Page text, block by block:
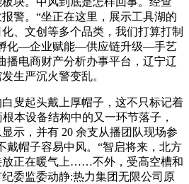
警。“坐正在这里，展示工具湖的
、文创等多个品类，我们打算打制
化—企业赋能—供应链升级—手艺
播电商财产分析办事平台，辽宁辽
生严沉火警变乱。
起头戴上厚帽子，这不只标记着
本设备结构中的又一环节落子，
示，并有 20 余支从播团队现场参
戴帽子容易中风。“智启将来，北方
放正在暖气上……不外，受高空槽和
委监委动静:热力集团无限公司原